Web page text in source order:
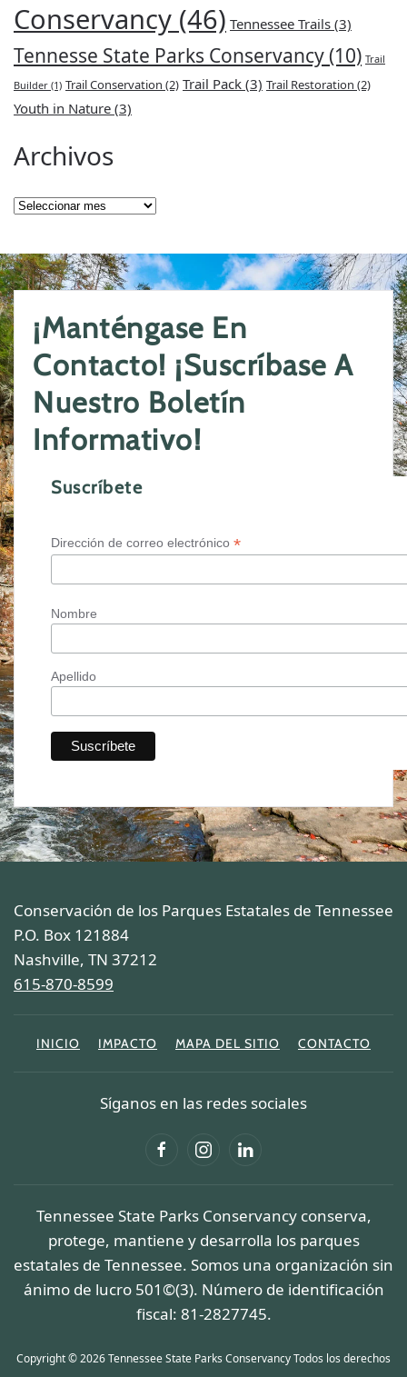
Conservancy (46) Tennessee Trails (3)
Tennesse State Parks Conservancy(10) Trail
Builder (1) Trail Conservation (2) Trail Pack (3) Trail Restoration (2)
Youth in Nature (3)
Archivos
Archivos
¡Manténgase En
Contacto! ¡Suscríbase A
Nuestro Boletín
Informativo!
Suscríbete
Dirección de correo electrónico *
Nombre
Apellido
Conservación de los Parques Estatales de Tennessee
P.O. Box 121884
Nashville, TN 37212
615-870-8599
INICIO IMPACTO MAPA DEL SITIO CONTACTO
Síganos en las redes sociales
Tennessee State Parks Conservancy conserva,
protege, mantiene y desarrolla los parques
estatales de Tennessee. Somos una organización sin
ánimo de lucro 501©(3). Número de identificación
fiscal: 81-2827745.
Copyright © 2026 Tennessee State Parks Conservancy Todos los derechos